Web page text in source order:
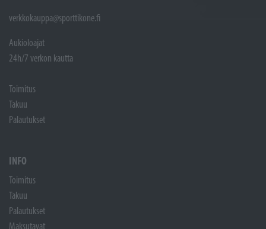
verkkokauppa@sporttikone.fi
Aukioloajat
24h/7 verkon kautta
Toimitus
Takuu
Palautukset
INFO
Toimitus
Takuu
Palautukset
Maksutavat